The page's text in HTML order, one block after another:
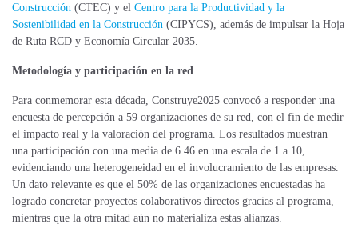
Construcción (CTEC) y el Centro para la Productividad y la
Sostenibilidad en la Construcción (CIPYCS), además de impulsar la Hoja
de Ruta RCD y Economía Circular 2035.
Metodología y participación en la red
Para conmemorar esta década, Construye2025 convocó a responder una
encuesta de percepción a 59 organizaciones de su red, con el fin de medir
el impacto real y la valoración del programa. Los resultados muestran
una participación con una media de 6.46 en una escala de 1 a 10,
evidenciando una heterogeneidad en el involucramiento de las empresas.
Un dato relevante es que el 50% de las organizaciones encuestadas ha
logrado concretar proyectos colaborativos directos gracias al programa,
mientras que la otra mitad aún no materializa estas alianzas.